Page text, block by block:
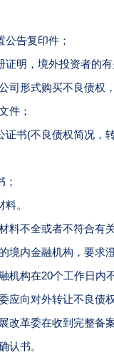
告复印件；
证明，境外投资者的
司形式购买不良债权
件；
证书(不良债权简况，
。
不全或者不符合有
境内金融机构，要求
机构在20个工作日内
应向对外转让不良债
改革委在收到完整备
认书。